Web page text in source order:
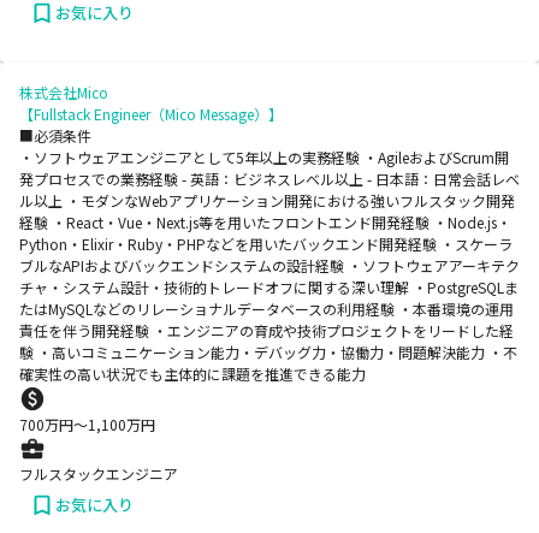
お気に入り
株式会社Mico
【Fullstack Engineer（Mico Message）】
■必須条件
・ソフトウェアエンジニアとして5年以上の実務経験 ・AgileおよびScrum開
発プロセスでの業務経験 - 英語：ビジネスレベル以上 - 日本語：日常会話レベ
ル以上 ・モダンなWebアプリケーション開発における強いフルスタック開発
経験 ・React・Vue・Next.js等を用いたフロントエンド開発経験 ・Node.js・
Python・Elixir・Ruby・PHPなどを用いたバックエンド開発経験 ・スケーラ
ブルなAPIおよびバックエンドシステムの設計経験 ・ソフトウェアアーキテク
チャ・システム設計・技術的トレードオフに関する深い理解 ・PostgreSQLま
たはMySQLなどのリレーショナルデータベースの利用経験 ・本番環境の運用
責任を伴う開発経験 ・エンジニアの育成や技術プロジェクトをリードした経
験 ・高いコミュニケーション能力・デバッグ力・協働力・問題解決能力 ・不
確実性の高い状況でも主体的に課題を推進できる能力
700万円〜1,100万円
フルスタックエンジニア
お気に入り